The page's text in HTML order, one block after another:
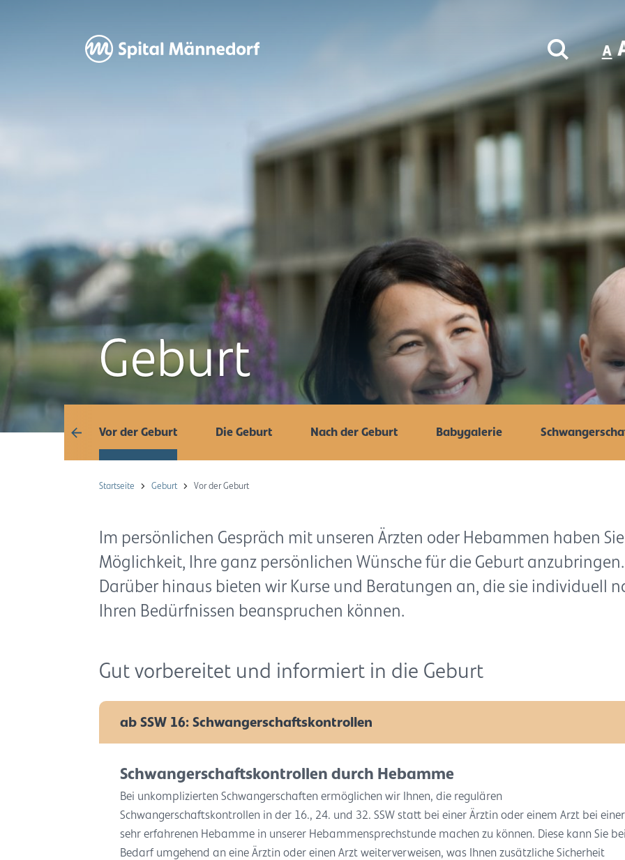
Geburt
Übersicht Vor der Geburt Die Geburt Nach der Geburt Babygalerie
Startseite Geburt Vor der Geburt
Im persönlichen Gespräch mit unseren Ärzten oder Hebammen haben
Möglichkeit, Ihre ganz persönlichen Wünsche für die Geburt anzubringen.
Darüber hinaus bieten wir Kurse und Beratungen an, die sie individuell
Ihren Bedürfnissen beanspruchen können.
Gut vorbereitet und informiert in die Geburt
ab SSW 16: Schwangerschaftskontrollen
Schwangerschaftskontrollen durch Hebamme
Bei unkomplizierten Schwangerschaften ermöglichen wir Ihnen, die regulären
Schwangerschaftskontrollen in der 16., 24. und 32. SSW statt bei einer Ärztin oder einem Arzt bei einer
sehr erfahrenen Hebamme in unserer Hebammensprechstunde machen zu können. Diese kann Sie
Bedarf umgehend an eine Ärztin oder einen Arzt weiterverweisen, was Ihnen zusätzliche Sicherheit